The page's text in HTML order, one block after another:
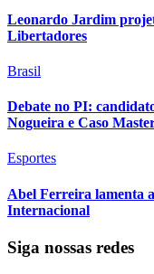
Leonardo Jardim
Libertadores
Brasil
Debate no PI:
Nogueira e Caso
Esportes
Abel Ferreira lamenta
Internacional
Siga nossas redes